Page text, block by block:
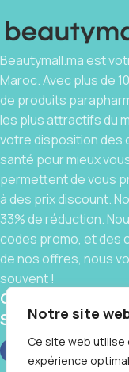
Notre site
Ce site web utilise
expérience
Beautymall.ma est
Maroc. Avec plus de
de produits
les plus attractifs du
votre disposition des
santé pour mieux
permettent de vous
à des prix discount.
33% de réduction.
codes promo, et des
de nos offres, nous
souvent !
Contact
Social links: